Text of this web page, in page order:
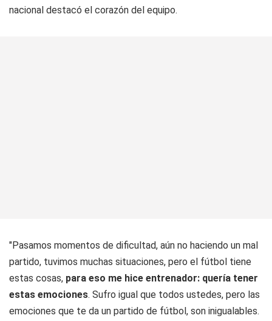
nacional destacó el corazón del equipo.
"Pasamos momentos de dificultad, aún no haciendo un mal
partido, tuvimos muchas situaciones, pero el fútbol tiene
estas cosas, para eso me hice entrenador: quería tener
estas emociones. Sufro igual que todos ustedes, pero las
emociones que te da un partido de fútbol, son inigualables.